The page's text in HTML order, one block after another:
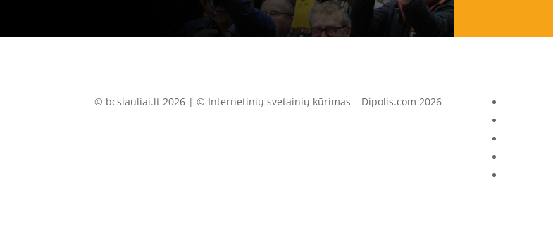
© bcsiauliai.lt 2026 | © Internetinių svetainių kūrimas – Dipolis.com 2026